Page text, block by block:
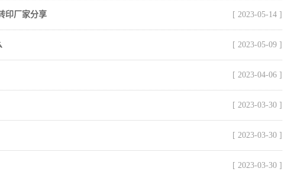
印厂家分享 [ 2023-05-14 ]
[ 2023-05-09 ]
[ 2023-04-06 ]
[ 2023-03-30 ]
[ 2023-03-30 ]
[ 2023-03-30 ]